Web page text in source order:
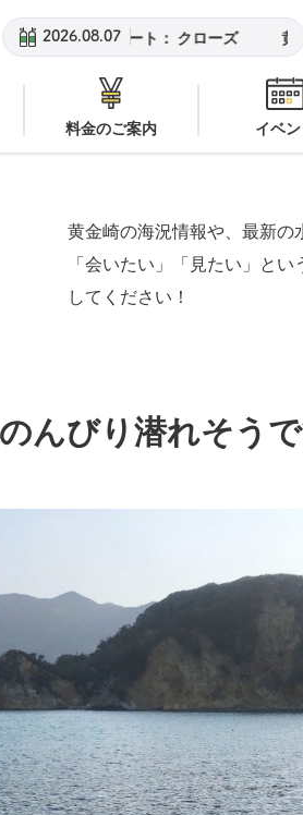
2026.08.07
安良里ボート：クローズ 黄金崎ビー
料金のご案内 イベン
黄金崎の海況情報や、最新の
「会いたい」「見たい」と
してください！
んびり潜れそう